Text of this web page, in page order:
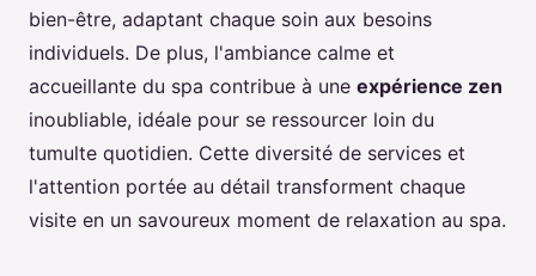
bien-être, adaptant chaque soin aux besoins
individuels. De plus, l'ambiance calme et
accueillante du spa contribue à une expérience zen
inoubliable, idéale pour se ressourcer loin du
tumulte quotidien. Cette diversité de services et
l'attention portée au détail transforment chaque
visite en un savoureux moment de relaxation au spa.